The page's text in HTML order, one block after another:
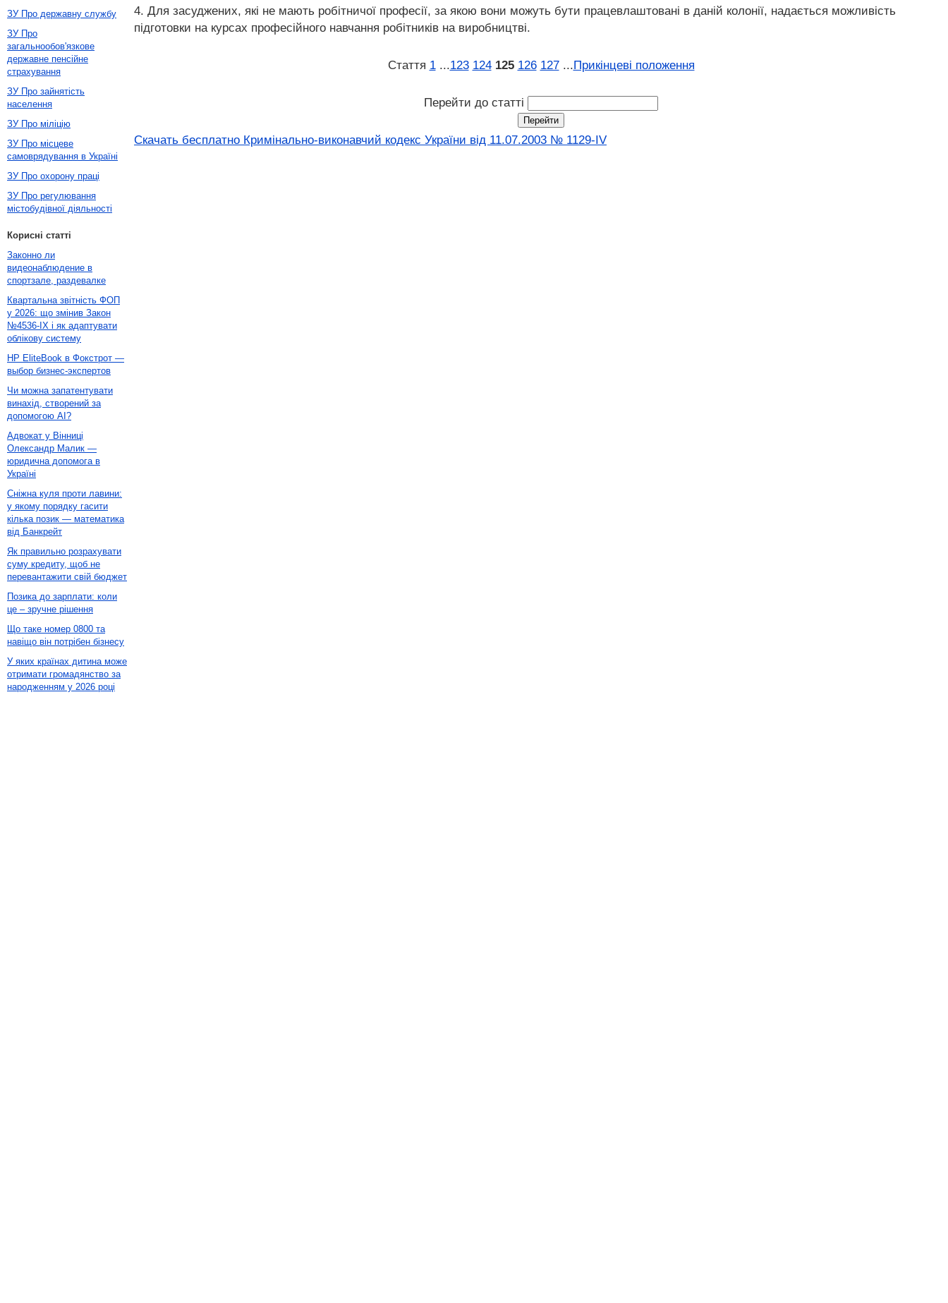
4. Для засуджених, які не мають робітничої професії, за якою вони можуть бути працевлаштовані в даній колонії, надається можливість
підготовки на курсах професійного навчання робітників на виробництві.
Стаття 1 ...123 124 125 126 127 ...Прикінцеві положення
Перейти до статті
Скачать бесплатно Кримінально-виконавчий кодекс України від 11.07.2003 № 1129-IV
ЗУ Про державну службу
ЗУ Про
загальнообов'язкове
державне пенсійне
страхування
ЗУ Про зайнятість
населення
ЗУ Про міліцію
ЗУ Про місцеве
самоврядування в Україні
ЗУ Про охорону праці
ЗУ Про регулювання
містобудівної діяльності
Корисні статті
Законно ли
видеонаблюдение в
спортзале, раздевалке
Квартальна звітність ФОП
у 2026: що змінив Закон
№4536-IX і як адаптувати
облікову систему
HP EliteBook в Фокстрот —
выбор бизнес-экспертов
Чи можна запатентувати
винахід, створений за
допомогою AI?
Адвокат у Вінниці
Олександр Малик —
юридична допомога в
Україні
Сніжна куля проти лавини:
у якому порядку гасити
кілька позик — математика
від Банкрейт
Як правильно розрахувати
суму кредиту, щоб не
перевантажити свій бюджет
Позика до зарплати: коли
це – зручне рішення
Що таке номер 0800 та
навіщо він потрібен бізнесу
У яких країнах дитина може
отримати громадянство за
народженням у 2026 році